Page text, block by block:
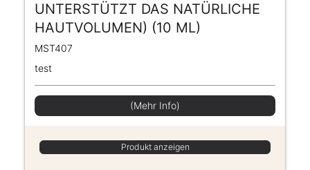
UNTERSTÜTZT DAS NATÜRLICHE
HAUTVOLUMEN) (10 ML)
MST407
test
(Mehr Info)
Produkt anzeigen